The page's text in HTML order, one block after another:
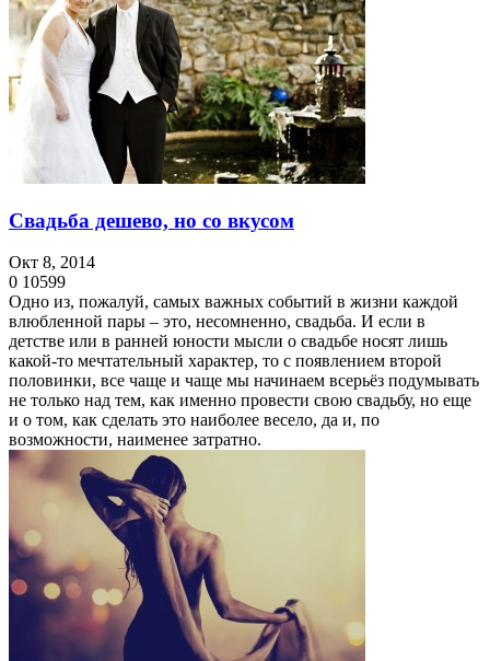
Свадьба дешево, но со вкусом
Окт 8, 2014
0 10599
Одно из, пожалуй, самых важных событий в жизни каждой
влюбленной пары – это, несомненно, свадьба. И если в
детстве или в ранней юности мысли о свадьбе носят лишь
какой-то мечтательный характер, то с появлением второй
половинки, все чаще и чаще мы начинаем всерьёз подумывать
не только над тем, как именно провести свою свадьбу, но еще
и о том, как сделать это наиболее весело, да и, по
возможности, наименее затратно.